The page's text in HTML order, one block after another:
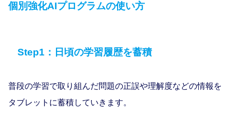
個別強化AIプログラムの使い方
Step1：日頃の学習履歴を蓄積
普段の学習で取り組んだ問題の正誤や理解度などの情報を
タブレットに蓄積していきます。